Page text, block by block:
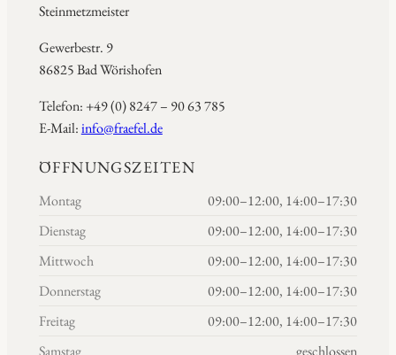
Steinmetzmeister
Gewerbestr. 9
86825 Bad Wörishofen
Telefon: +49 (0) 8247 – 90 63 785
E-Mail:info@fraefel.de
ÖFFNUNGSZEITEN
Montag
09:00–12:00, 14:00–17:30
Dienstag
09:00–12:00, 14:00–17:30
Mittwoch
09:00–12:00, 14:00–17:30
Donnerstag
09:00–12:00, 14:00–17:30
Freitag
09:00–12:00, 14:00–17:30
Samstag
geschlossen